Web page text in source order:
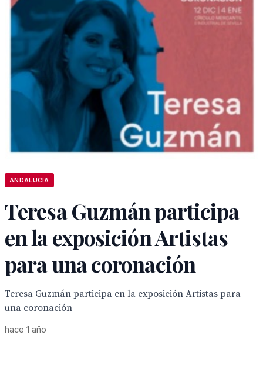
ANDALUCÍA
Teresa Guzmán participa
en la exposición Artistas
para una coronación
Teresa Guzmán participa en la exposición Artistas para
una coronación
hace 1 año